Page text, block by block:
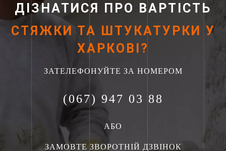
ДІЗНАТИСЯ ПРО ВАРТІСТЬ
СТЯЖКИ ТА ШТУКАТУРКИ У
ХАРКОВІ?
ЗАТЕЛЕФОНУЙТЕ ЗА НОМЕРОМ
(067) 947 03 88
АБО
ЗАМОВТЕ ЗВОРОТНІЙ ДЗВІНОК